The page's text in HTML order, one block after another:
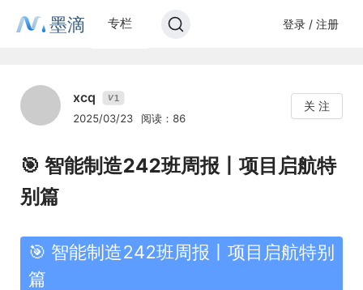
墨滴 专栏 登录 / 注册
xcq V1
2025/03/23 阅读：86
关 注
🎯 智能制造242班周报丨项目启航特
别篇
🎯 智能制造242班周报丨项目启航特别
篇